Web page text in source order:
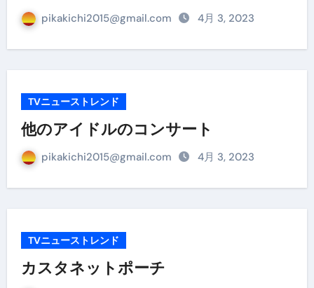
pikakichi2015@gmail.com 4月 3, 2023
TVニューストレンド
他のアイドルのコンサート
pikakichi2015@gmail.com 4月 3, 2023
TVニューストレンド
カスタネットポーチ